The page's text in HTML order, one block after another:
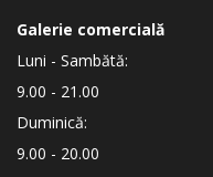
Galerie comercială
Luni - Sambătă:
9.00 - 21.00
Duminică:
9.00 - 20.00